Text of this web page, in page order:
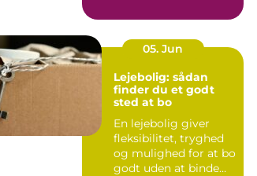
05. Jun
Lejebolig: sådan
finder du et godt
sted at bo
En lejebolig giver
fleksibilitet, tryghed
og mulighed for at bo
godt uden at binde